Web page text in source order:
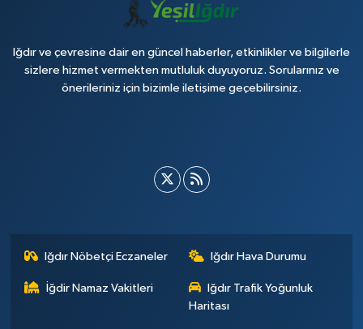
Iğdır ve çevresine dair en güncel haberler, etkinlikler ve bilgilerle
sizlere hizmet vermekten mutluluk duyuyoruz. Sorularınız ve
önerileriniz için bizimle iletişime geçebilirsiniz.
Iğdır Nöbetçi Eczaneler Iğdır Hava Durumu
İğdir Namaz Vakitleri
Iğdır Trafik Yoğunluk
Haritası